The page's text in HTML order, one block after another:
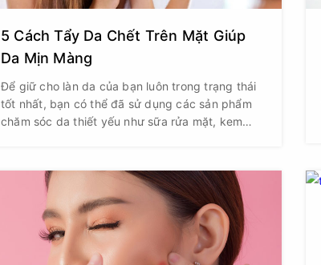
5 Cách Tẩy Da Chết Trên Mặt Giúp
Da Mịn Màng
Để giữ cho làn da của bạn luôn trong trạng thái
tốt nhất, bạn có thể đã sử dụng các sản phẩm
chăm sóc da thiết yếu như sữa rửa mặt, kem
này, các tế bào da chết vẫn có thể tích tụ trên
bề mặt da, khiến da trông xỉn màu, thô ráp và
không đều màu.